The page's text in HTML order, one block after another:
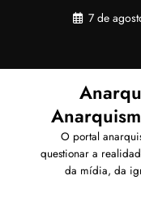
7 de
O portal
questionar a
da mídia, da